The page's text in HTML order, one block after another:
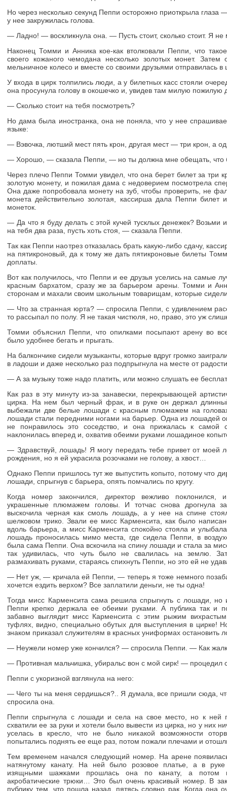
Но через несколько секунд Пеппи осторожно приоткрыла глаза
у нее закружилась голова.
— Ладно! — воскликнула она. — Пусть стоит, сколько стоит. Я не
Наконец Томми и Анника кое-как втолковали Пеппи, что
своего кожаного чемодана несколько золотых монет.
мельничное колесо и вместе со своими друзьями отправилась в
У входа в цирк толпились люди, а у билетных касс стояли
она просунула голову в окошечко и, увидев там милую пожилую
— Сколько стоит на тебя посмотреть?
Но дама была иностранка, она не поняла, что у нее
языке:
— Вэвочка, лютший мест пять крон, другая мест — три крон, а
— Хорошо, — сказала Пеппи, — но ты должна мне обещать, что
Через плечо Пеппи Томми увидел, что она берет билет за три
золотую монету, и пожилая дама с недоверием посмотрела
Она даже попробовала монету на зуб, чтобы проверить, не
монета действительно золотая, кассирша дала Пеппи
монеток.
— Да что я буду делать с этой кучей тусклых денежек? Возьми
на тебя два раза, пусть хоть стоя, — сказала Пеппи.
Так как Пеппи наотрез отказалась брать какую-либо сдачу,
на пятикроновый, да к тому же дать пятикроновые билеты
доплаты.
Вот как получилось, что Пеппи и ее друзья уселись на самые
красным бархатом, сразу же за барьером арены. Томми и
сторонам и махали своим школьным товарищам, которые
— Что за странная юрта? — спросила Пеппи, с удивлением
то рассыпал по полу. Я не такая чистюля, но, право, это уж
Томми объяснил Пеппи, что опилками посыпают арену во
было удобнее бегать и прыгать.
На балкончике сидели музыканты, которые вдруг громко
в ладоши и даже несколько раз подпрыгнула на месте от
— А за музыку тоже надо платить, или можно слушать ее
Как раз в эту минуту из-за занавески, перекрывающей
цирка. На нем был черный фрак, и в руке он держал
выбежали две белые лошади с красным плюмажем на
лошади стали передними ногами на барьер. Одна из лошадей
не понравилось это соседство, и она прижалась к самой
наклонилась вперед и, охватив обеими руками лошадиное
— Здравствуй, лошадь! Я могу передать тебе привет от моей
рождения, но я ей украсила розочками не голову, а хвост…
Однако Пеппи пришлось тут же выпустить копыто, потому что
лошади, спрыгнув с барьера, опять помчались по кругу.
Когда номер закончился, директор вежливо
украшенные плюмажем головы. И тотчас снова дрогнула
выскочила черная как смоль лошадь, а у нее на спине
шелковом трико. Звали ее мисс Карменсита, как было
вдоль барьера, а мисс Карменсита спокойно стояла и
лошадь проносилась мимо места, где сидела Пеппи, в
была сама Пеппи. Она вскочила на спину лошади и стала за
так удивилась, что чуть было не свалилась на землю.
размахивать руками, стараясь спихнуть Пеппи, но это ей не
— Нет уж, — кричала ей Пеппи, — теперь я тоже немного
хочется ездить верхом? Все заплатили деньги, не ты одна!
Тогда мисс Карменсита сама решила спрыгнуть с лошади, но
Пеппи крепко держала ее обеими руками. А публика так и
забавно выглядит мисс Карменсита с этим рыжим
туфлях, видно, специально обутых для выступления в цирке!
знаком приказал служителям в красных униформах остановить
— Неужели номер уже кончился? — спросила Пеппи. — Как
— Противная мальчишка, убиральс вон с мой сирк! — процедил
Пеппи с укоризной взглянула на него:
— Чего ты на меня сердишься?.. Я думала, все пришли сюда,
спросила она.
Пеппи спрыгнула с лошади и села на свое место, но к ней
схватили ее за руки и хотели было вывести из цирка, но у них
уселась в кресло, что не было никакой возможности
попытались поднять ее еще раз, потом пожали плечами и
Тем временем начался следующий номер. На арене
натянутому канату. На ней было розовое платье, а в
изящными шажками прошлась она по канату, а потом
акробатические трюки… Это был очень красивый номер. В
публику тем, что пошла назад, пятясь словно рак. Когда она